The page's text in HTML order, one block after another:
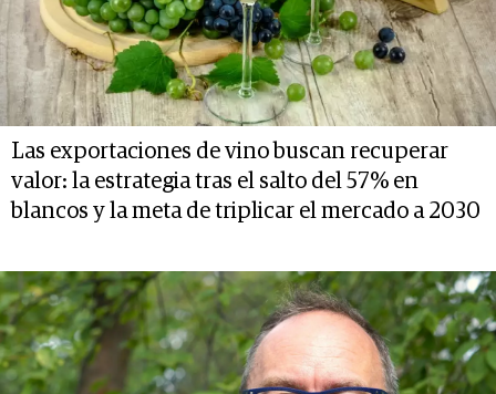
Las exportaciones de vino buscan recuperar
valor: la estrategia tras el salto del 57% en
blancos y la meta de triplicar el mercado a 2030